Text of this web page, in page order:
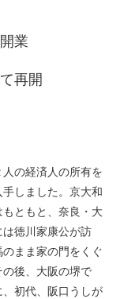
業
再開
の経済人の所有を
しました。京大和
ともと、奈良・大
徳川家康公が訪
まま家の門をくぐ
の後、大阪の堺で
、初代、阪口うしが